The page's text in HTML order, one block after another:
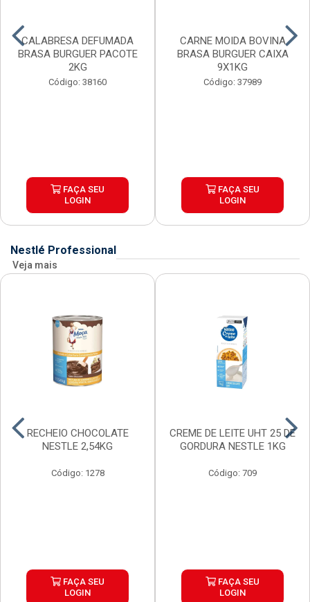
CALABRESA DEFUMADA
BRASA BURGUER PACOTE
2KG
Código: 38160
FAÇA SEU
LOGIN
CARNE MOIDA BOVINA
BRASA BURGUER CAIXA
9X1KG
Código: 37989
FAÇA SEU
LOGIN
Nestlé Professional
Veja mais
RECHEIO CHOCOLATE
NESTLE 2,54KG
Código: 1278
FAÇA SEU
LOGIN
CREME DE LEITE UHT 25 DE
GORDURA NESTLE 1KG
Código: 709
FAÇA SEU
LOGIN